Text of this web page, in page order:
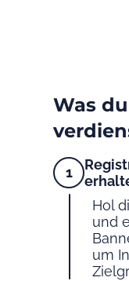
Was
Hol
und
um